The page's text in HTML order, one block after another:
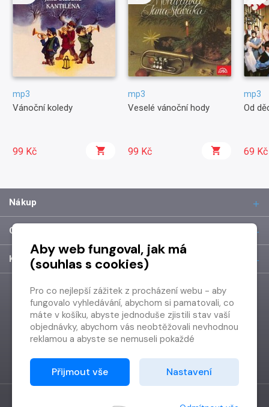
mp3
Vánoční koledy
99 Kč
mp3
Veselé vánoční hody
99 Kč
mp3
Od
69 Kč
Nákup
O společnosti
Kontakt
Aby web fungoval, jak má
(souhlas s cookies)
Pro co nejlepší zážitek z procházení webu - aby
fungovalo vyhledávání, abychom si pamatovali, co
máte v košíku, abyste jednoduše zjistili stav vaší
objednávky, abychom vás neobtěžovali nevhodnou
reklamou a abyste se nemuseli pokaždé
Proto od vás potřebujeme souhlas se
zpracováním souborů cookies
Přijmout vše Nastavení